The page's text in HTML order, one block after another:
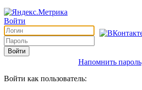
Войти
Войти
Напомнить пароль
Войти как пользователь: